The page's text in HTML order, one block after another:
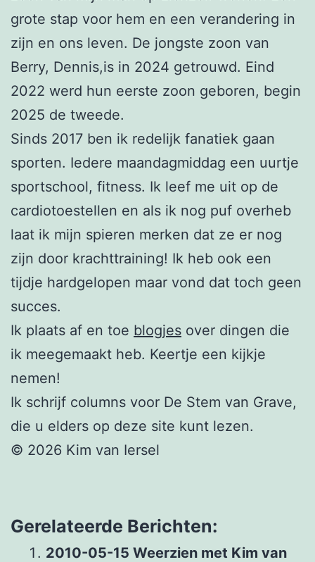
grote stap voor hem en een verandering in
zijn en ons leven. De jongste zoon van
Berry, Dennis,is in 2024 getrouwd. Eind
2022 werd hun eerste zoon geboren, begin
2025 de tweede.
Sinds 2017 ben ik redelijk fanatiek gaan
sporten. Iedere maandagmiddag een uurtje
sportschool, fitness. Ik leef me uit op de
cardiotoestellen en als ik nog puf overheb
laat ik mijn spieren merken dat ze er nog
zijn door krachttraining! Ik heb ook een
tijdje hardgelopen maar vond dat toch geen
succes.
Ik plaats af en toe blogjes over dingen die
ik meegemaakt heb. Keertje een kijkje
nemen!
Ik schrijf columns voor De Stem van Grave,
die u elders op deze site kunt lezen.
© 2026 Kim van Iersel
Gerelateerde Berichten:
2010-05-15 Weerzien met Kim van